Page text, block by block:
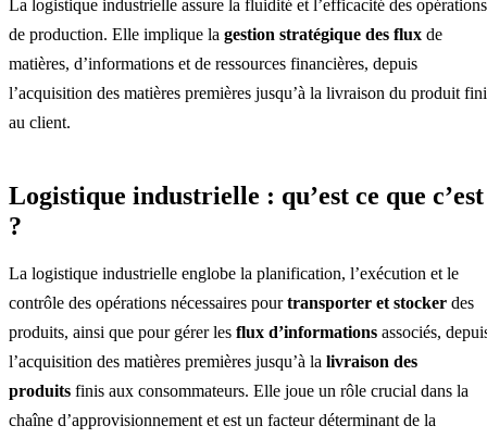
La logistique industrielle assure la fluidité et l’efficacité des opérations
de production. Elle implique la gestion stratégique des flux de
matières, d’informations et de ressources financières, depuis
l’acquisition des matières premières jusqu’à la livraison du produit fini
au client.
Logistique industrielle : qu’est ce que c’est
?
La logistique industrielle englobe la planification, l’exécution et le
contrôle des opérations nécessaires pourtransporter et stocker des
produits, ainsi que pour gérer les flux d’informations associés,
l’acquisition des matières premières jusqu’à la livraison des
produits finis aux consommateurs. Elle joue un rôle crucial dans la
chaîne d’approvisionnement et est un facteur déterminant de la